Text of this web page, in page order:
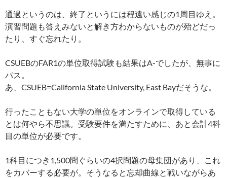
通過というのは、終了というには程遠い感じの1周目ゆえ。
演習問題も答えみないと解き方わからないものが殆どだっ
たり、すぐ忘れたり。
CSUEBのFAR1の単位取得試験も結果はA-でしたが、無事に
パス。
あ、CSUEB=California State University, East Bayだそうな。
行ったこともない大学の単位をオンラインで取得している
とは何やら不思議。受験要件を満たすために、あと会計4科
目の単位が必要です。
1科目につき1,500問ぐらいの4択問題の母集団があり、これ
をカバーする必要が。そうなると忘却曲線と戦いながらあ